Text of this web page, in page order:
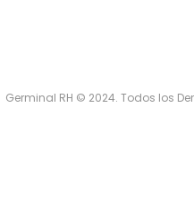
Germinal RH © 2024. Todos los